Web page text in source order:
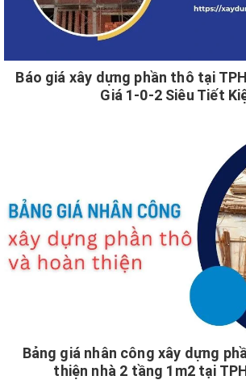
Báo giá xây dựng phần thô tại
Giá 1-0-2 Siêu Tiết
Bảng giá nhân công xây dựng
thiện nhà 2 tầng 1m2 tại